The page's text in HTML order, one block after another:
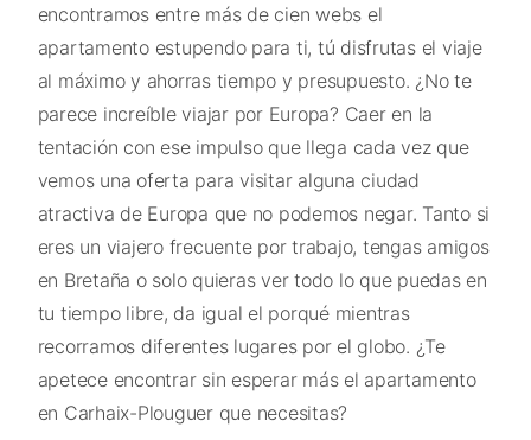
encontramos entre más de cien webs el
apartamento estupendo para ti, tú disfrutas el viaje
al máximo y ahorras tiempo y presupuesto. ¿No te
parece increíble viajar por Europa? Caer en la
tentación con ese impulso que llega cada vez que
vemos una oferta para visitar alguna ciudad
atractiva de Europa que no podemos negar. Tanto si
eres un viajero frecuente por trabajo, tengas amigos
en Bretaña o solo quieras ver todo lo que puedas en
tu tiempo libre, da igual el porqué mientras
recorramos diferentes lugares por el globo. ¿Te
apetece encontrar sin esperar más el apartamento
en Carhaix-Plouguer que necesitas?